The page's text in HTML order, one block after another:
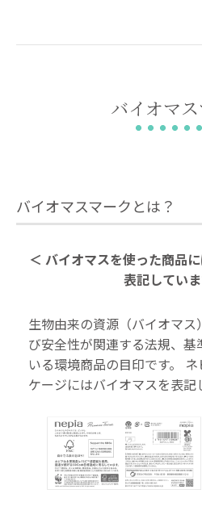
バイオマ
バイオマスマークとは？
＜ バイオマスを使った商品
表記してい
生物由来の資源（バイオマス
び安全性が関連する法規、
いる環境商品の目印です。
ケージにはバイオマスを表記